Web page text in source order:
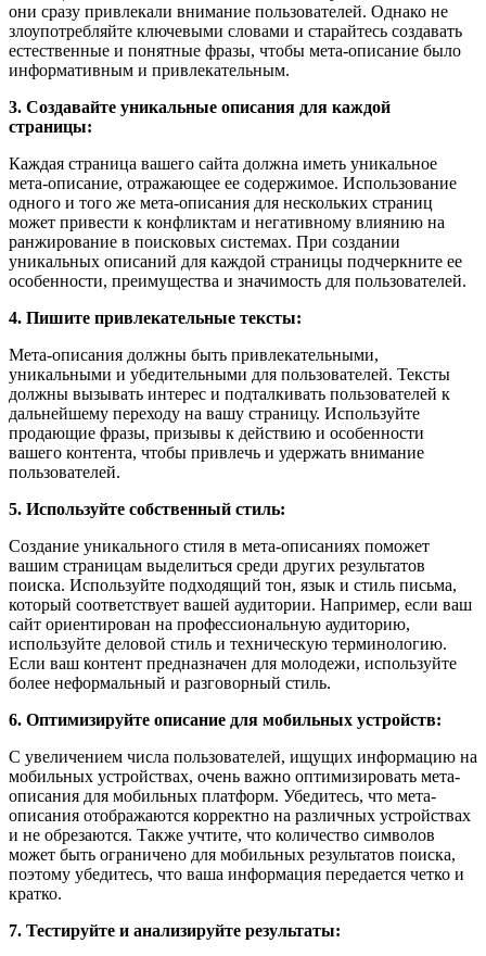
они сразу привлекали внимание пользователей. Однако не
злоупотребляйте ключевыми словами и старайтесь создавать
естественные и понятные фразы, чтобы мета-описание было
информативным и привлекательным.
3. Создавайте уникальные описания для каждой
страницы:
Каждая страница вашего сайта должна иметь уникальное
мета-описание, отражающее ее содержимое. Использование
одного и того же мета-описания для нескольких страниц
может привести к конфликтам и негативному влиянию на
ранжирование в поисковых системах. При создании
уникальных описаний для каждой страницы подчеркните ее
особенности, преимущества и значимость для пользователей.
4. Пишите привлекательные тексты:
Мета-описания должны быть привлекательными,
уникальными и убедительными для пользователей. Тексты
должны вызывать интерес и подталкивать пользователей к
дальнейшему переходу на вашу страницу. Используйте
продающие фразы, призывы к действию и особенности
вашего контента, чтобы привлечь и удержать внимание
пользователей.
5. Используйте собственный стиль:
Создание уникального стиля в мета-описаниях поможет
вашим страницам выделиться среди других результатов
поиска. Используйте подходящий тон, язык и стиль письма,
который соответствует вашей аудитории. Например, если ваш
сайт ориентирован на профессиональную аудиторию,
используйте деловой стиль и техническую терминологию.
Если ваш контент предназначен для молодежи, используйте
более неформальный и разговорный стиль.
6. Оптимизируйте описание для мобильных устройств:
С увеличением числа пользователей, ищущих информацию на
мобильных устройствах, очень важно оптимизировать мета-
описания для мобильных платформ. Убедитесь, что мета-
описания отображаются корректно на различных устройствах
и не обрезаются. Также учтите, что количество символов
может быть ограничено для мобильных результатов поиска,
поэтому убедитесь, что ваша информация передается четко и
кратко.
7. Тестируйте и анализируйте результаты: